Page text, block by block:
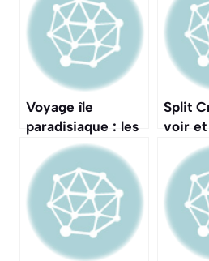
Voyage île
paradisiaque : les
plus belles
destinations
Split
voir et